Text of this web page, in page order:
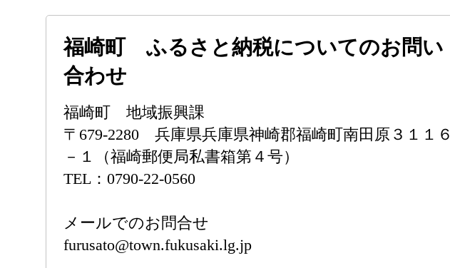
福崎町 ふるさと納税についてのお問い
合わせ
福崎町 地域振興課
〒679-2280 兵庫県兵庫県神崎郡福崎町南田原３１１６
－１（福崎郵便局私書箱第４号）
TEL：0790-22-0560
メールでのお問合せ
furusato@town.fukusaki.lg.jp